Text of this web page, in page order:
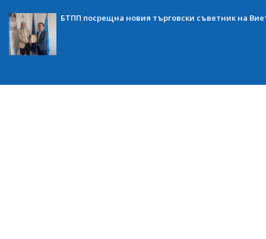
БТПП посрещна новия търговски съветник на